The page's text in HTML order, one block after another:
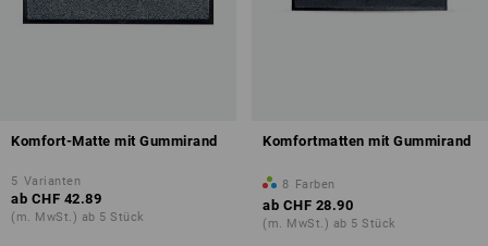
Komfort-Matte mit Gummirand
5 Varianten
ab CHF 42.89
(m. MwSt.) ab 5 Stück
Komfortmatten mit Gummirand
8 Farben
ab CHF 28.90
(m. MwSt.) ab 5 Stück